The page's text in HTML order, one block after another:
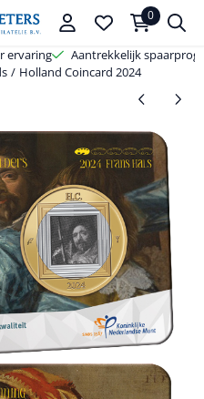
Kies instellingen of sta alle
0
ervaring
Aantrekkelijk
/ Holland Coincard 2024